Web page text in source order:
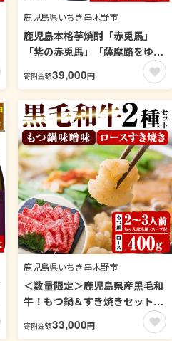
鹿児島県いちき串木野市
鹿児島本格芋焼酎「赤兎馬」
「紫の赤兎馬」「薩摩路をゆ
く」(合計3本×1800ml)飲み比
べセット！国産 九州産 鹿児島
酒 焼酎 芋焼酎 人気 飲み比べ
セット 1.8L 一升瓶【吉村酒
店】【99-003-36】
寄附金額39,000円
鹿児島県いちき串木野市
＜数量限定＞鹿児島県産黒毛和
牛！もつ鍋＆すき焼きセット
(もつ鍋味噌味：2〜3人前 / ロ
ースすき焼き用：400g×1P) 黒
寄附金額33,000円